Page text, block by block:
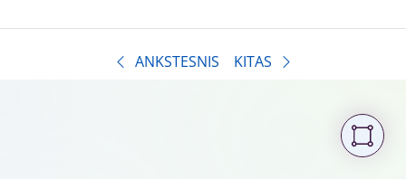
ANKSTESNIS KITAS